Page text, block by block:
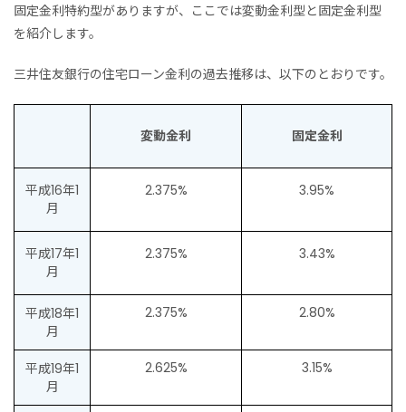
固定金利特約型がありますが、ここでは変動金利型と固定金利型
を紹介します。
三井住友銀行の住宅ローン金利の過去推移は、以下のとおりです。
変動金利 固定金利
平成16年1
月
2.375% 3.95%
平成17年1
月
2.375% 3.43%
平成18年1
月
2.375% 2.80%
平成19年1
月
2.625% 3.15%